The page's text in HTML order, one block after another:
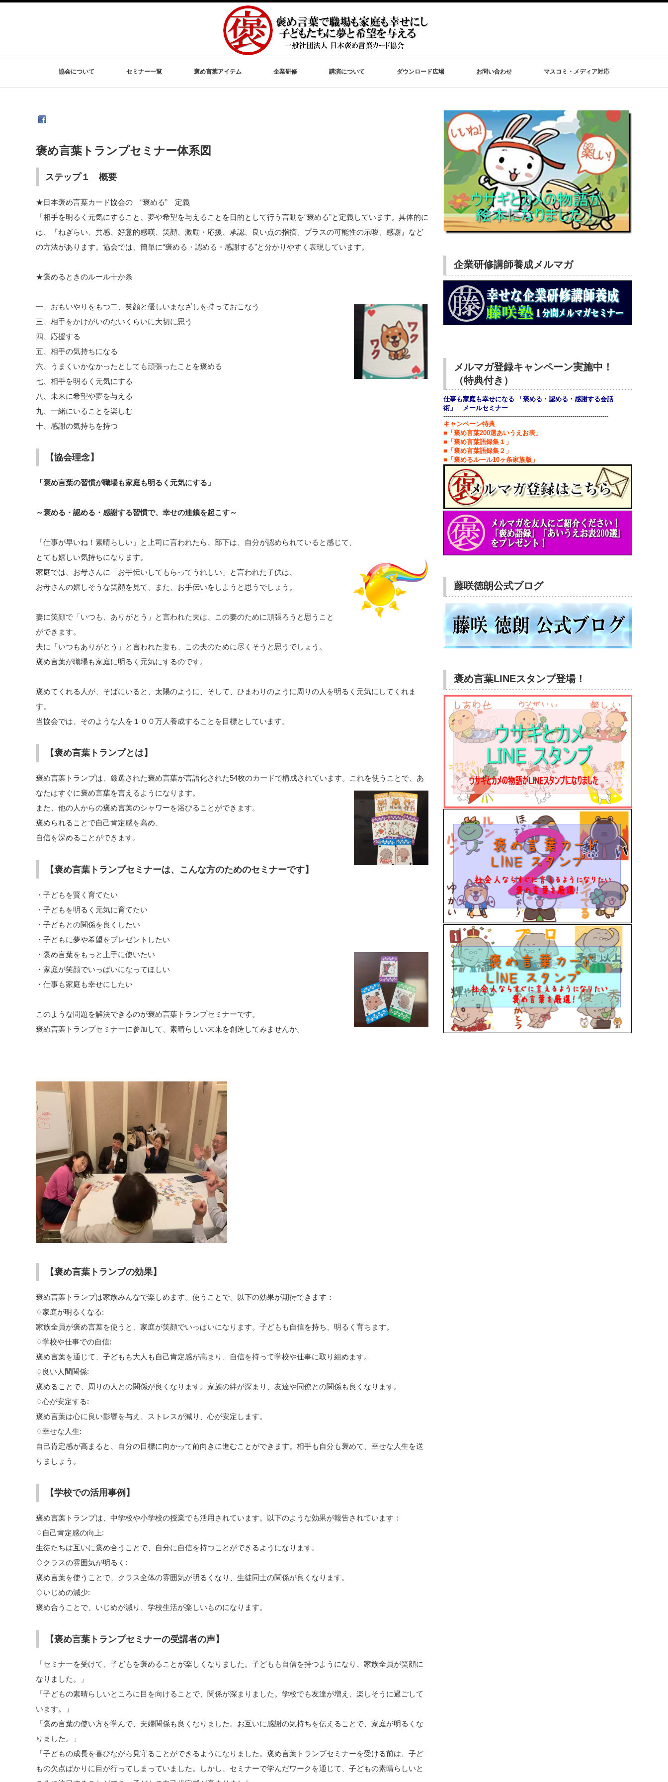
協会について セミナー一覧 褒め言葉アイテム 企業研修 講演について ダウンロード広場 お問い合わせ マスコミ・メディア対応
褒め言葉トランプセミナー体系図
ステップ１ 概要
★日本褒め言葉カード協会の “褒める” 定義
「相手を明るく元気にすること、夢や希望を与えることを目的として行う言動を“褒める”と定義しています。具体的に
は、『ねぎらい、共感、好意的感嘆、笑顔、激励・応援、承認、良い点の指摘、プラスの可能性の示唆、感謝』など
の方法があります。協会では、簡単に“褒める・認める・感謝する”と分かりやすく表現しています。
★褒めるときのルール十か条
一、おもいやりをもつ二、笑顔と優しいまなざしを持っておこなう
三、相手をかけがいのないくらいに大切に思う
四、応援する
五、相手の気持ちになる
六、うまくいかなかったとしても頑張ったことを褒める
七、相手を明るく元気にする
八、未来に希望や夢を与える
九、一緒にいることを楽しむ
十、感謝の気持ちを持つ
【協会理念】
「褒め言葉の習慣が職場も家庭も明るく元気にする」
～褒める・認める・感謝する習慣で、 幸せの連鎖を起こす～
「仕事が早いね！素晴らしい」と上司に言われたら、部下は、自分が認められていると感じて、
とても嬉しい気持ちになります。
家庭では、お母さんに「お手伝いしてもらってうれしい」と言われた子供は、
お母さんの嬉しそうな笑顔を見て、また、お手伝いをしようと思うでしょう。
妻に笑顔で「いつも、ありがとう」と言われた夫は、この妻のために頑張ろうと思うこと
ができます。
夫に「いつもありがとう」と言われた妻も、この夫のために尽くそうと思うでしょう。
褒め言葉が職場も家庭に明るく元気にするのです。
褒めてくれる人が、そばにいると、太陽のように、そして、ひまわりのように周りの人を明るく元気にしてくれま
す。
当協会では、そのような人を１００万人養成することを目標としています。
【褒め言葉トランプとは】
褒め言葉トランプは、厳選された褒め言葉が言語化された54枚のカードで構成されています。これを使うことで、あ
なたはすぐに褒め言葉を言えるようになります。
また、他の人からの褒め言葉のシャワーを浴びることができます。
褒められることで自己肯定感を高め、
自信を深めることができます。
【褒め言葉トランプセミナーは、こんな方のためのセミナーです】
・子どもを賢く育てたい
・子どもを明るく元気に育てたい
・子どもとの関係を良くしたい
・子どもに夢や希望をプレゼントしたい
・褒め言葉をもっと上手に使いたい
・家庭が笑顔でいっぱいになってほしい
・仕事も家庭も幸せにしたい
このような問題を解決できるのが褒め言葉トランプセミナーです。
褒め言葉トランプセミナーに参加して、素晴らしい未来を創造してみませんか。
【褒め言葉トランプの効果】
褒め言葉トランプは家族みんなで楽しめます。使うことで、以下の効果が期待できます：
♢家庭が明るくなる:
家族全員が褒め言葉を使うと、家庭が笑顔でいっぱいになります。子どもも自信を持ち、明るく育ちます。
♢学校や仕事での自信:
褒め言葉を通じて、子どもも大人も自己肯定感が高まり、自信を持って学校や仕事に取り組めます。
♢良い人間関係:
褒めることで、周りの人との関係が良くなります。家族の絆が深まり、友達や同僚との関係も良くなります。
♢心が安定する:
褒め言葉は心に良い影響を与え、ストレスが減り、心が安定します。
♢幸せな人生:
自己肯定感が高まると、自分の目標に向かって前向きに進むことができます。相手も自分も褒めて、幸せな人生を送
りましょう。
【学校での活用事例】
褒め言葉トランプは、中学校や小学校の授業でも活用されています。以下のような効果が報告されています：
♢自己肯定感の向上:
生徒たちは互いに褒め合うことで、自分に自信を持つことができるようになります。
♢クラスの雰囲気が明るく:
褒め言葉を使うことで、クラス全体の雰囲気が明るくなり、生徒同士の関係が良くなります。
♢いじめの減少:
褒め合うことで、いじめが減り、学校生活が楽しいものになります。
【褒め言葉トランプセミナーの受講者の声】
「セミナーを受けて、子どもを褒めることが楽しくなりました。子どもも自信を持つようになり、家族全員が笑顔に
なりました。」
「子どもの素晴らしいところに目を向けることで、関係が深まりました。学校でも友達が増え、楽しそうに過ごして
います。」
「褒め言葉の使い方を学んで、夫婦関係も良くなりました。お互いに感謝の気持ちを伝えることで、家庭が明るくな
りました。」
「子どもの成長を喜びながら見守ることができるようになりました。褒め言葉トランプセミナーを受ける前は、子ど
もの欠点ばかりに目が行ってしまっていました。しかし、セミナーで学んだワークを通じて、子どもの素晴らしいと
企業研修講師養成メルマガ
メルマガ登録キャンペーン実施中！
（特典付き）
仕事も家庭も幸せになる 「褒める・認める・感謝する会話
術」 メールセミナー
-----------------------------------------------------------------------------------
キャンペーン特典
■「褒め言葉200選あいうえお表」
■「褒め言葉語録集１」
■「褒め言葉語録集２」
■「褒めるルール10ヶ条家族版」
藤咲徳朗公式ブログ
褒め言葉LINEスタンプ登場！